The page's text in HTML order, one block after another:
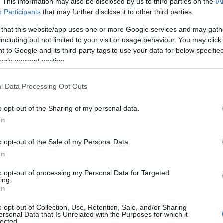
Participants that may further disclose it to other third parties.
that this website/app uses one or more Google services and may
but not limited to your visit or usage behaviour. You may
to Google and its third-party tags to use your data for below
consent section.
Data Processing Opt Outs
opt-out of the Sharing of my personal data.
opt-out of the Sale of my Personal Data.
opt-out of processing my Personal Data for Targeted
opt-out of Collection, Use, Retention, Sale, and/or Sharing
Data that Is Unrelated with the Purposes for which it
része több mint 16 évvel az első részbeli csúfos
titka, miszerint két nővel él házastársi
sikerült fenntartania mindkét házasságát,
életét két utódja sodorja veszélybe, amikor az
meg, mivel érdeklődni kezdenek egymás
tervéhez az első részben megismert
módon próbál segédkezni neki.